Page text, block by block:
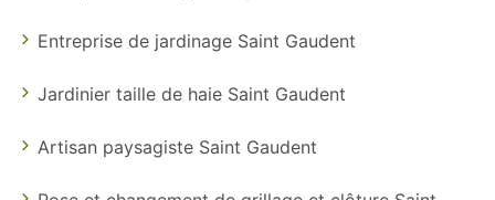
Entreprise de jardinage Saint Gaudent
Jardinier taille de haie Saint Gaudent
Artisan paysagiste Saint Gaudent